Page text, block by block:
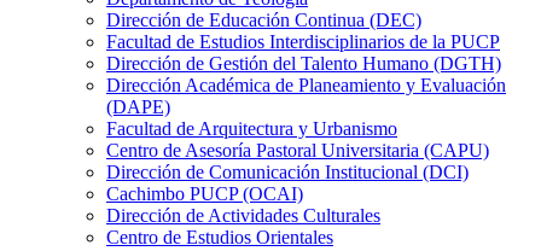
Dirección de Educación Continua (DEC)
Facultad de Estudios Interdisciplinarios de la PUCP
Dirección de Gestión del Talento Humano (DGTH)
Dirección Académica de Planeamiento y Evaluación
(DAPE)
Facultad de Arquitectura y Urbanismo
Centro de Asesoría Pastoral Universitaria (CAPU)
Dirección de Comunicación Institucional (DCI)
Cachimbo PUCP (OCAI)
Dirección de Actividades Culturales
Centro de Estudios Orientales